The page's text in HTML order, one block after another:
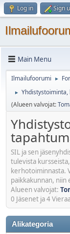
Log in Sign
Main Menu
Ilmailufoorumi ►
►
(Alueen valvojat:
SIL ja sen
tulevista
kerhotoiminnasta.
paikkakunnan,
Alueen valvojat:
0 Jäsenet ja 4
Alikategoria